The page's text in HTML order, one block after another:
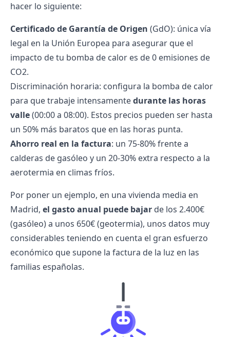
hacer lo siguiente:
Certificado de Garantía de Origen (GdO): única vía
legal en la Unión Europea para asegurar que el
impacto de tu bomba de calor es de 0 emisiones de
CO2.
Discriminación horaria: configura la bomba de calor
para que trabaje intensamentedurante las horas
valle(00:00 a 08:00). Estos precios pueden ser hasta
un 50% más baratos que en las horas punta.
Ahorro real en la factura: un 75-80% frente a
calderas de gasóleo y un 20-30% extra respecto a la
aerotermia en climas fríos.
Por poner un ejemplo, en una vivienda media en
Madrid, el gasto anual puede bajar de los 2.400€
(gasóleo) a unos 650€ (geotermia), unos datos muy
considerables teniendo en cuenta el gran esfuerzo
económico que supone la factura de la luz en las
familias españolas.